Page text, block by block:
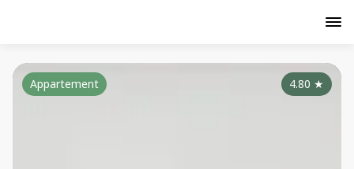
4.80 ★
Appartement